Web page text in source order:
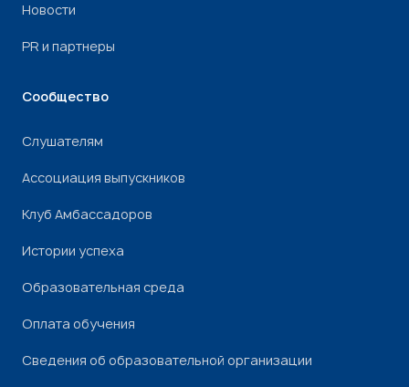
Новости
PR и партнеры
Сообщество
Слушателям
Ассоциация выпускников
Клуб Амбассадоров
Истории успеха
Образовательная среда
Оплата обучения
Сведения об образовательной организации